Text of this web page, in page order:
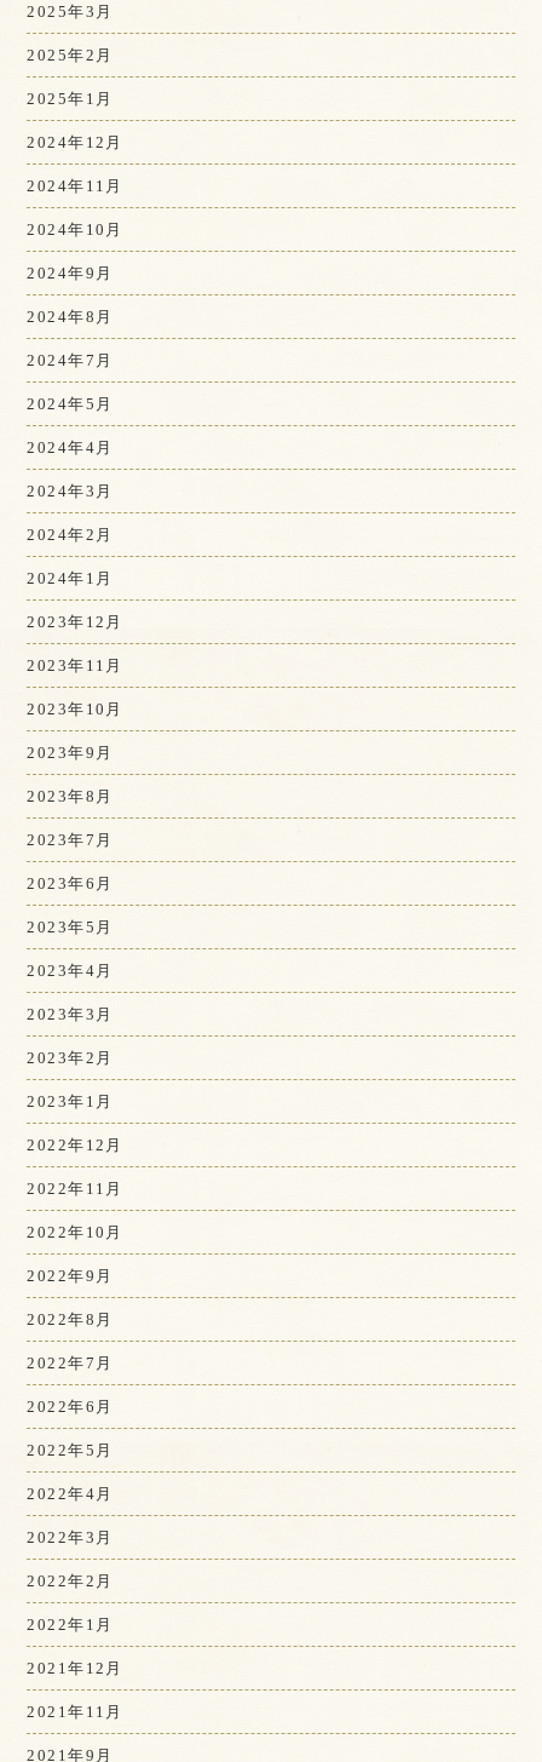
2025年3月
2025年2月
2025年1月
2024年12月
2024年11月
2024年10月
2024年9月
2024年8月
2024年7月
2024年5月
2024年4月
2024年3月
2024年2月
2024年1月
2023年12月
2023年11月
2023年10月
2023年9月
2023年8月
2023年7月
2023年6月
2023年5月
2023年4月
2023年3月
2023年2月
2023年1月
2022年12月
2022年11月
2022年10月
2022年9月
2022年8月
2022年7月
2022年6月
2022年5月
2022年4月
2022年3月
2022年2月
2022年1月
2021年12月
2021年11月
2021年9月